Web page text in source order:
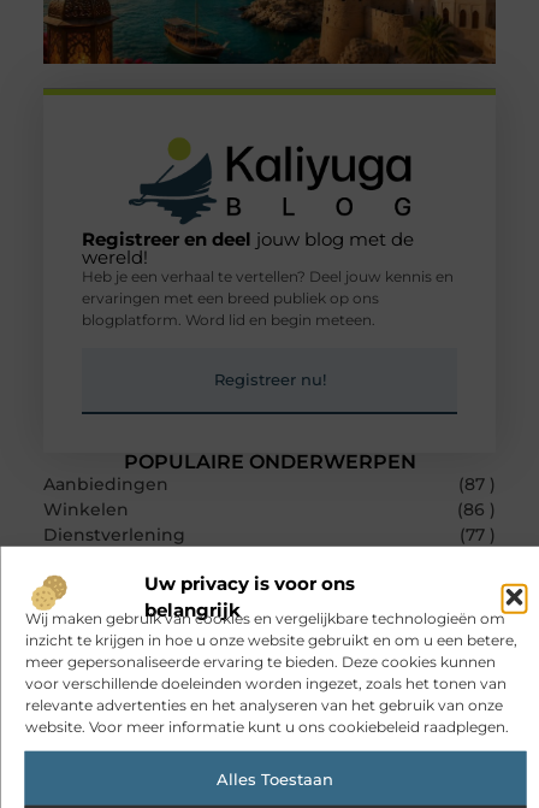
Uw privacy is voor ons
belangrijk
Wij maken gebruik van cookies en vergelijkbare technologieën om
inzicht te krijgen in hoe u onze website gebruikt en om u een betere,
meer gepersonaliseerde ervaring te bieden. Deze cookies kunnen
voor verschillende doeleinden worden ingezet, zoals het tonen van
relevante advertenties en het analyseren van het gebruik van onze
website. Voor meer informatie kunt u ons cookiebeleid raadplegen.
Alles Toestaan
POPULAIRE ONDERWERPEN
Aanbiedingen
(87 )
Winkelen
(86 )
Dienstverlening
(77 )
Woning en Tuin
RECENTE BERICHTEN
Hoe kan het dat we altijd verbonden zijn, maar ons toch
steeds vaker alleen voelen?
Sitcon: slimme beveiligingsoplossingen met kennis uit de
praktijk
Oman vakantie tips voor een onvergetelijke rondreis
Registreer en deel jouw blog met de
wereld!
Heb je een verhaal te vertellen? Deel jouw kennis en
ervaringen met een breed publiek op ons
blogplatform. Word lid en begin meteen.
Registreer nu!